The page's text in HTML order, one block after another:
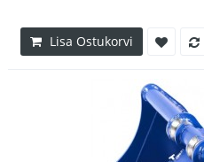
Lisa Ostukorvi